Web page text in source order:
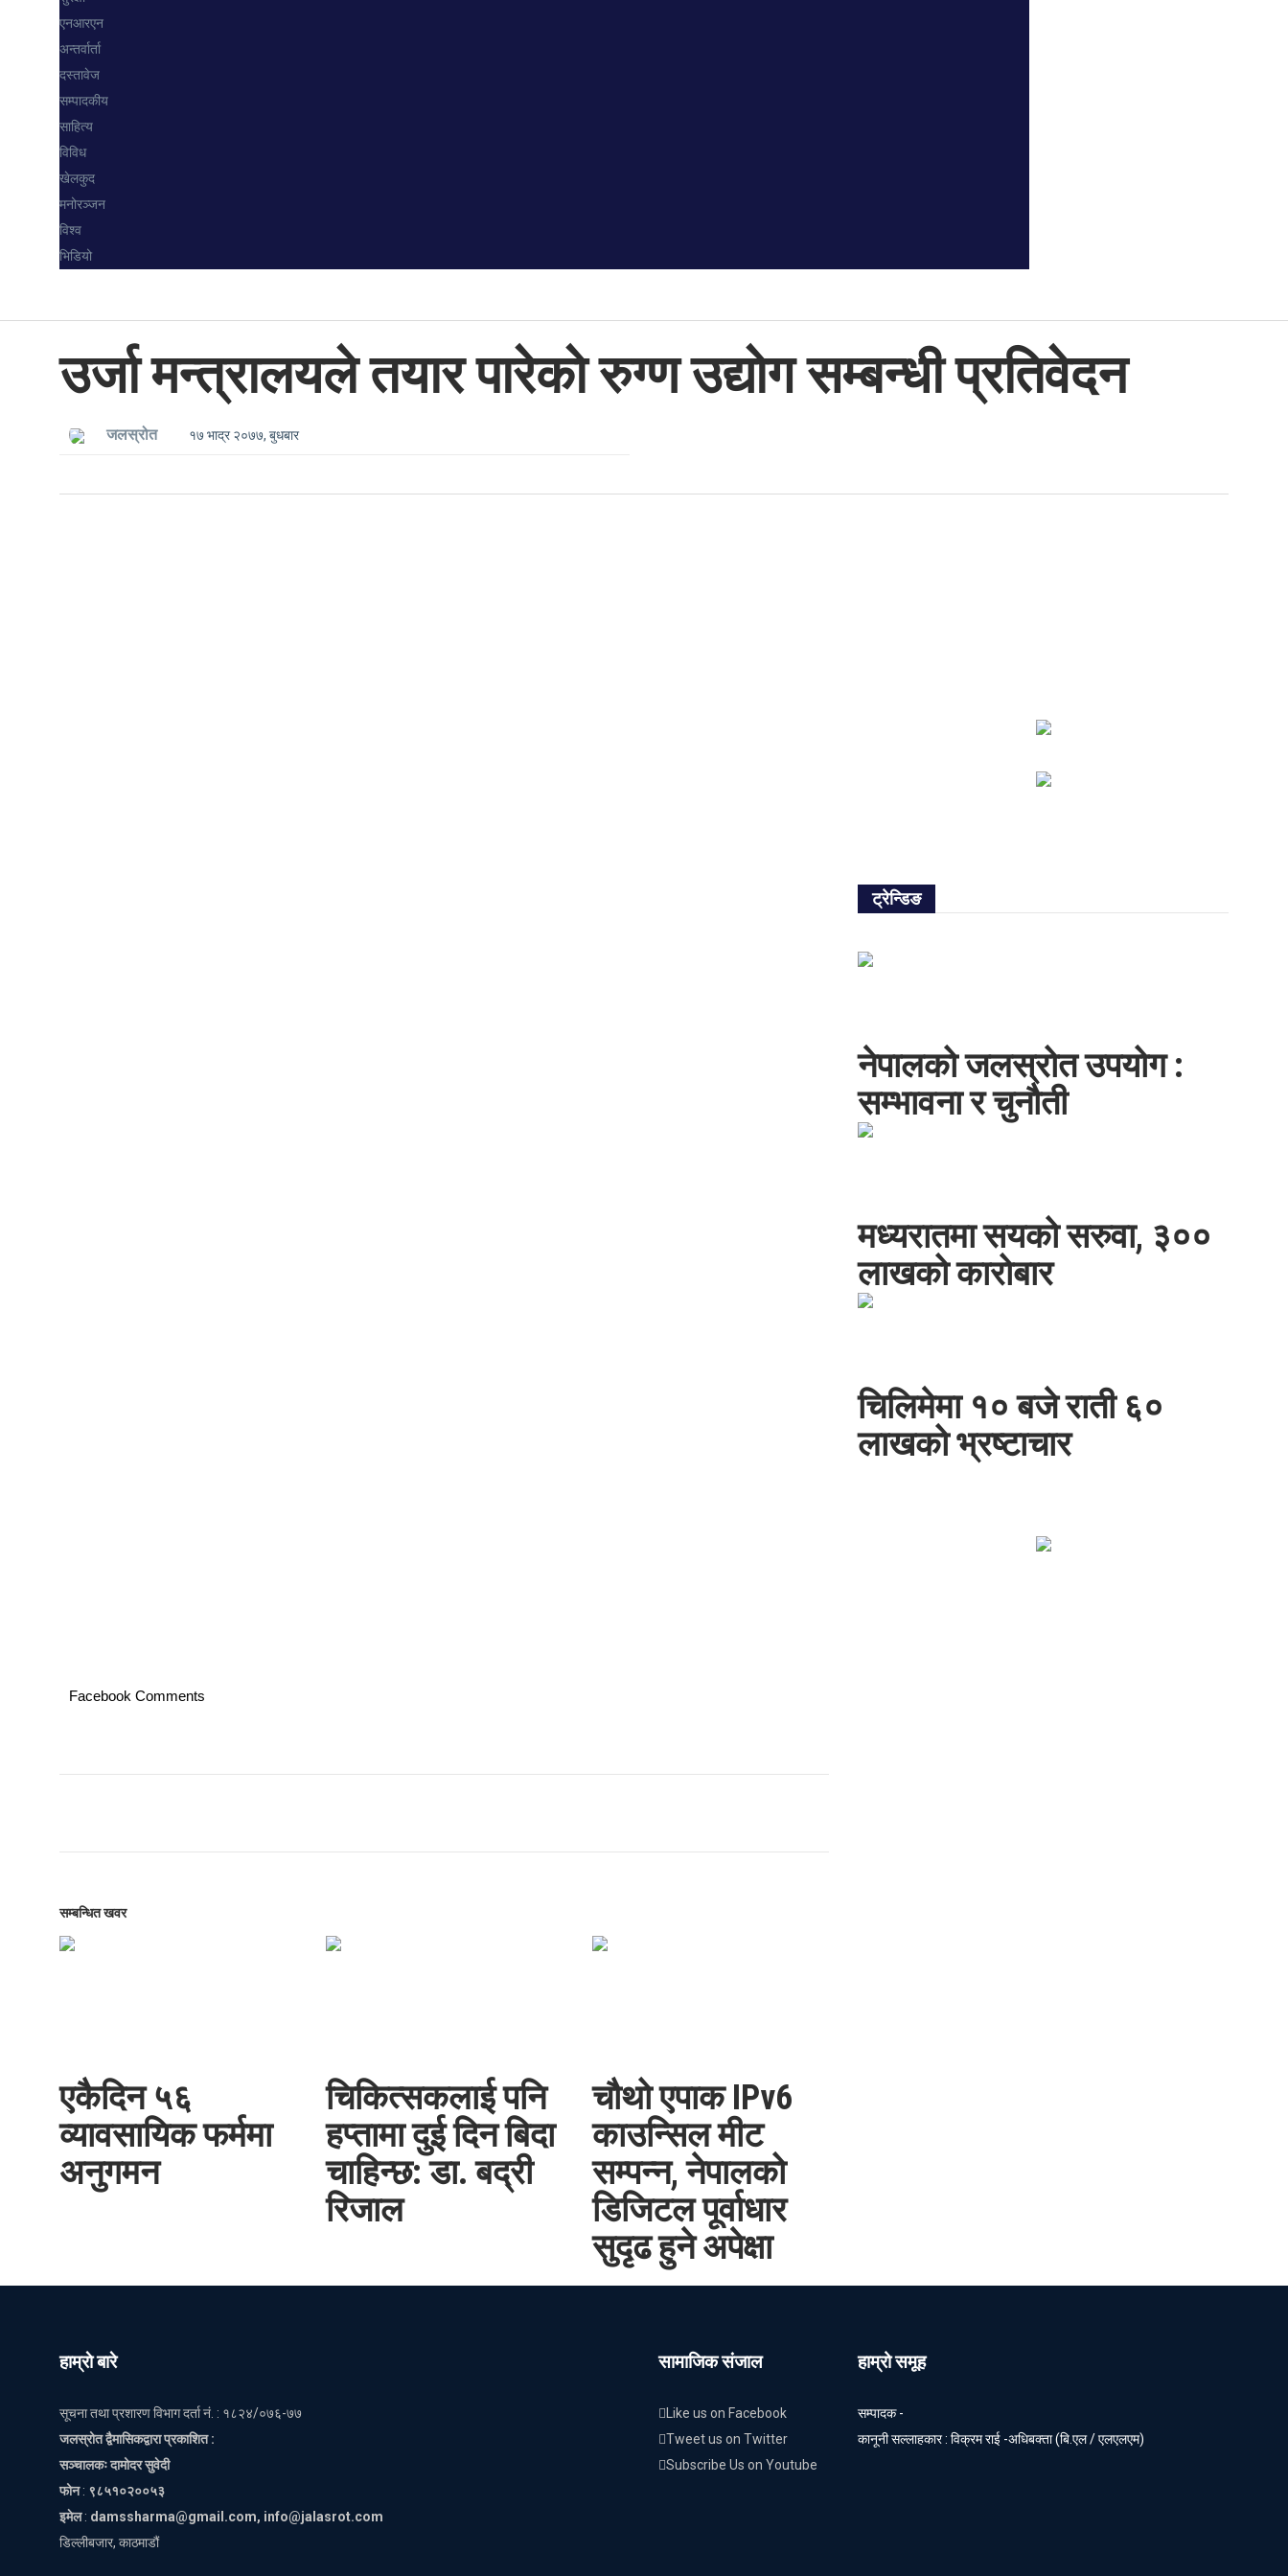
एनआरएन
अन्तर्वार्ता
दस्तावेज
सम्पादकीय
साहित्य
विविध
खेलकुद
मनोरञ्जन
विश्व
भिडियो
उर्जा मन्त्रालयले तयार पारेकाे रुग्ण उद्याेग सम्बन्धी प्रतिवेदन
जलस्रोत १७ भाद्र २०७७, बुधबार
Facebook Comments
सम्बन्धित खवर
एकैदिन ५६
व्यावसायिक फर्ममा
अनुगमन
चिकित्सकलाई पनि
हप्तामा दुई दिन बिदा
चाहिन्छ: डा. बद्री
रिजाल
चौथो एपाक IPv6
काउन्सिल मीट
सम्पन्न, नेपालको
डिजिटल पूर्वाधार
सुदृढ हुने अपेक्षा
ट्रेन्डिङ
नेपालको जलस्रोत उपयोग :
सम्भावना र चुनौती
मध्यरातमा सयको सरुवा, ३००
लाखको कारोबार
चिलिमेमा १० बजे राती ६०
लाखको भ्रष्टाचार
हाम्राे बारे
सूचना तथा प्रशारण विभाग दर्ता नं. : १८२४/०७६-७७
जलस्रोत द्वैमासिकद्वारा प्रकाशित :
सञ्चालकः दामोदर सुवेदी
फोन: ९८५१०२००५३
इमेल: damssharma@gmail.com, info@jalasrot.com
डिल्लीबजार, काठमाडौं
सामाजिक संजाल
Like us on Facebook
Tweet us on Twitter
Subscribe Us on Youtube
हाम्रो समूह
सम्पादक -
कानूनी सल्लाहकार : विक्रम राई -अधिबक्ता (बि.एल / एलएलएम)